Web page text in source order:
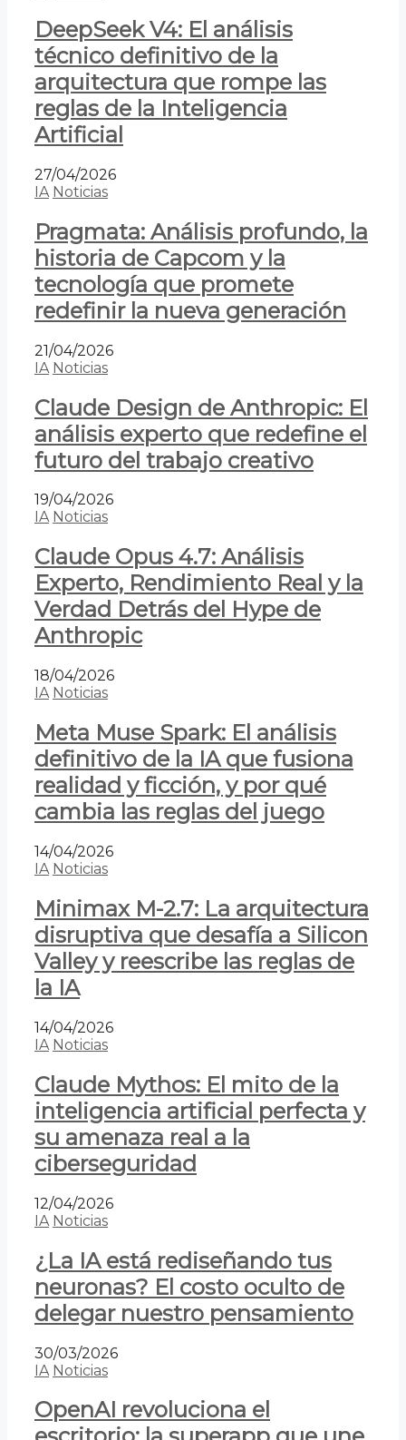
DeepSeek V4: El análisis
técnico definitivo de la
arquitectura que rompe las
reglas de la Inteligencia
Artificial
27/04/2026
IA Noticias
Pragmata: Análisis profundo, la
historia de Capcom y la
tecnología que promete
redefinir la nueva generación
21/04/2026
IA Noticias
Claude Design de Anthropic: El
análisis experto que redefine el
futuro del trabajo creativo
19/04/2026
IA Noticias
Claude Opus 4.7: Análisis
Experto, Rendimiento Real y la
Verdad Detrás del Hype de
Anthropic
18/04/2026
IA Noticias
Meta Muse Spark: El análisis
definitivo de la IA que fusiona
realidad y ficción, y por qué
cambia las reglas del juego
14/04/2026
IA Noticias
Minimax M-2.7: La arquitectura
disruptiva que desafía a Silicon
Valley y reescribe las reglas de
la IA
14/04/2026
IA Noticias
Claude Mythos: El mito de la
inteligencia artificial perfecta y
su amenaza real a la
ciberseguridad
12/04/2026
IA Noticias
¿La IA está rediseñando tus
neuronas? El costo oculto de
delegar nuestro pensamiento
30/03/2026
IA Noticias
OpenAI revoluciona el